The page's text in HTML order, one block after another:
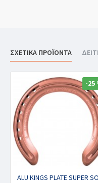
ΣΧΕΤΙΚΑ ΠΡΟΪΟΝΤΑ
-25 %
ALU KINGS PLATE SUPER SOUND CU - Μπροστινό με 1 κλιπ (ζευγ.)